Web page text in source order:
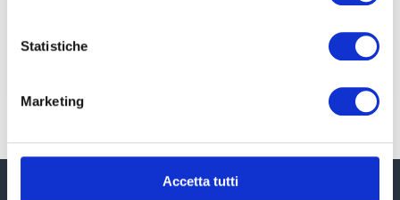
Statistiche
Marketing
Accetta tutti
dell’organizzazione, siano essi amministratori